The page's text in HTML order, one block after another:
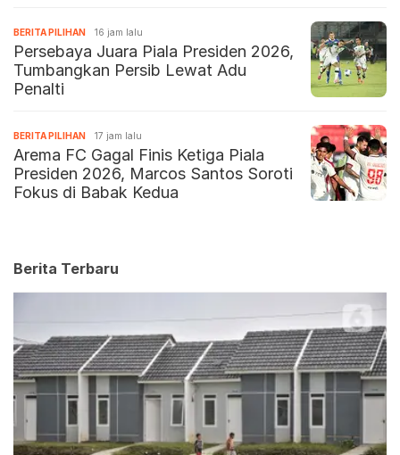
BERITA PILIHAN 16 jam lalu
Persebaya Juara Piala Presiden 2026,
Tumbangkan Persib Lewat Adu
Penalti
BERITA PILIHAN 17 jam lalu
Arema FC Gagal Finis Ketiga Piala
Presiden 2026, Marcos Santos Soroti
Fokus di Babak Kedua
Berita Terbaru